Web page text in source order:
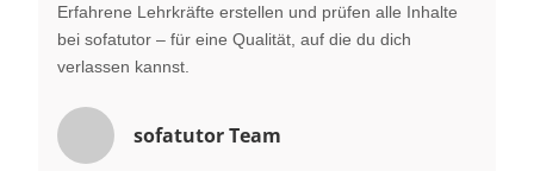
Erfahrene Lehrkräfte erstellen und prüfen alle Inhalte
bei sofatutor – für eine Qualität, auf die du dich
verlassen kannst.
sofatutor Team